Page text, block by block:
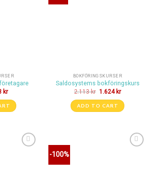
kr
BOKFÖRINGSKURSER
Saldosystems bokföringskurs
2.113kr 1.624 kr
ADD TO CART
-100%